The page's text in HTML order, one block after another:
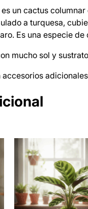
un cactus
a turquesa,
Es una especie
mucho sol y
Dimensiones